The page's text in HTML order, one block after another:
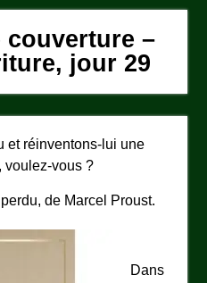
couverture –
jour 29
et réinventons-lui une
voulez-vous ?
de Marcel Proust.
Dans